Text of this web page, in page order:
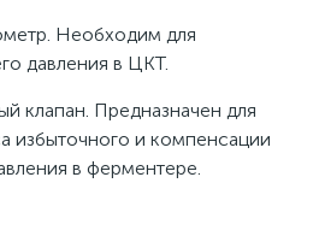
Необходим для
давления в ЦКТ.
клапан. Предназначен для
избыточного и компенсации
в ферментере.